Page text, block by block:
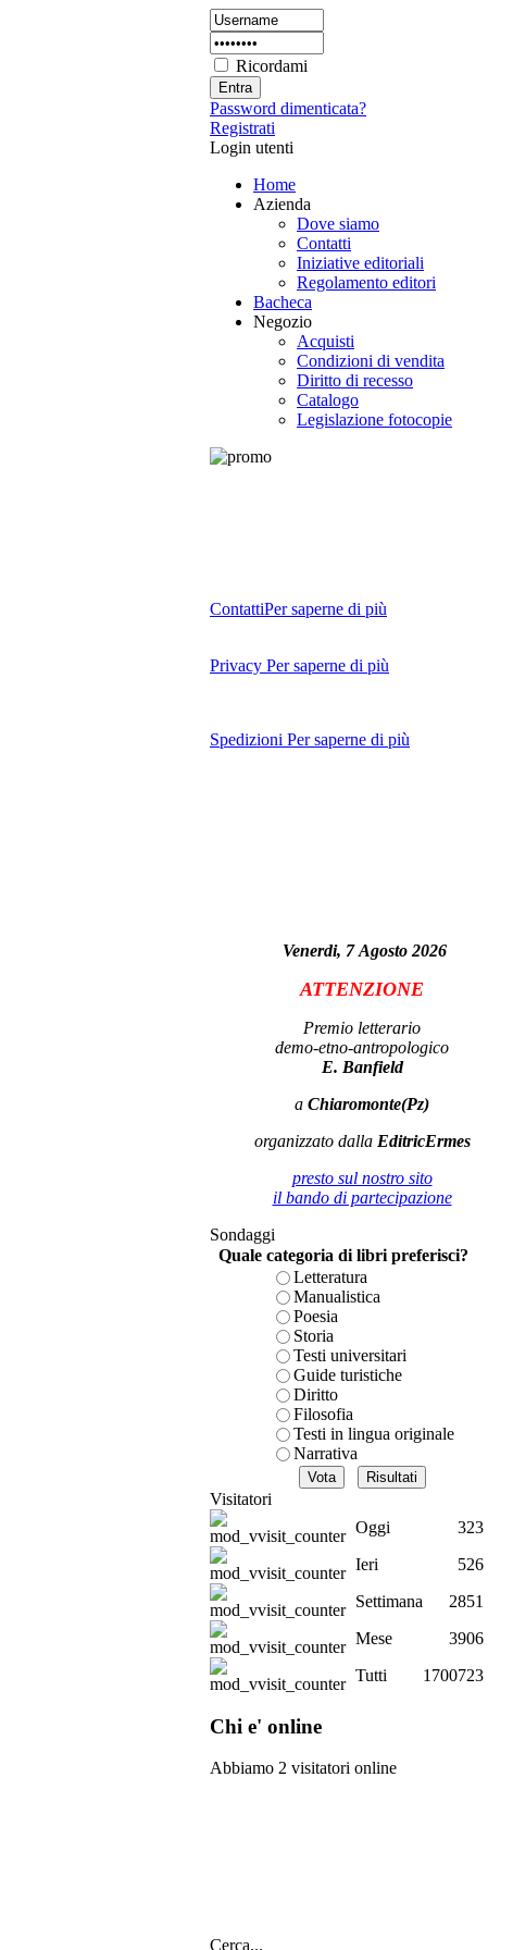
Ricordami
Password dimenticata?
Registrati
Login utenti
Home
Azienda
Dove siamo
Contatti
Iniziative editoriali
Regolamento editori
Bacheca
Negozio
Acquisti
Condizioni di vendita
Diritto di recesso
Catalogo
Legislazione fotocopie
ContattiPer saperne di più
Privacy Per saperne di più
Spedizioni Per saperne di più
Venerdi, 7 Agosto 2026
ATTENZIONE
Premio letterario
demo-etno-antropologico
E. Banfield
a Chiaromonte(Pz)
organizzato dalla EditricErmes
presto sul nostro sito
il bando di partecipazione
Sondaggi
Quale categoria di libri preferisci?
Letteratura
Manualistica
Poesia
Storia
Testi universitari
Guide turistiche
Diritto
Filosofia
Testi in lingua originale
Narrativa
Visitatori
Oggi
323
Ieri
526
Settimana
2851
Mese
3906
Tutti
1700723
Chi e' online
Abbiamo 2 visitatori online
Cerca...